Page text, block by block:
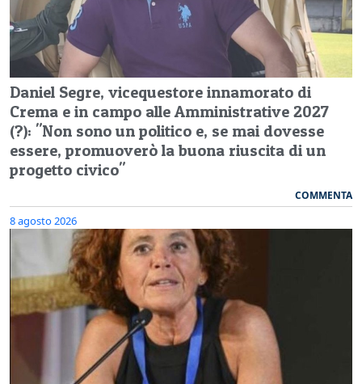
Daniel Segre, vicequestore innamorato di
Crema e in campo alle Amministrative 2027
(?): "Non sono un politico e, se mai dovesse
essere, promuoverò la buona riuscita di un
progetto civico"
COMMENTA
8 agosto 2026